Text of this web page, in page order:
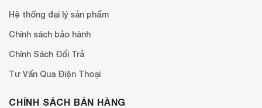
Hệ thống đại lý sản phẩm
Chính sách bảo hành
Chính Sách Đổi Trả
Tư Vấn Qua Điện Thoại
CHÍNH SÁCH BÁN HÀNG